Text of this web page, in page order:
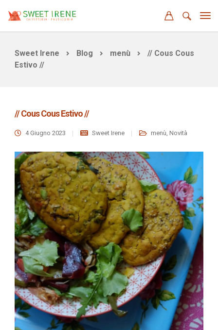
Sweet Irene Blog menù
// Cous Cous
Estivo //
// Cous Cous Estivo //
4 Giugno 2023 Sweet Irene menù, Novità